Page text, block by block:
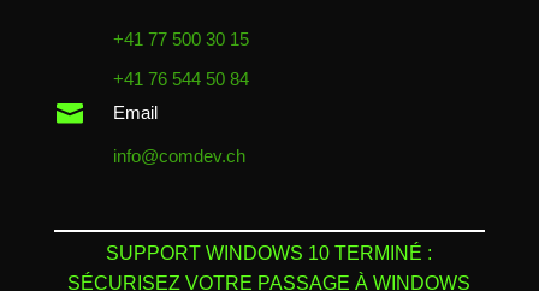
+41 77 500 30 15
+41 76 544 50 84
 Email
info@comdev.ch
SUPPORT WINDOWS 10 TERMINÉ :
SÉCURISEZ VOTRE PASSAGE À WINDOWS